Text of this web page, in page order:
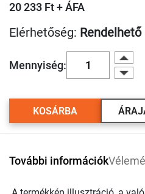
20 233 Ft + ÁFA
Elérhetőség: Rendelhető
Mennyiség:
KOSÁRBA
További információk